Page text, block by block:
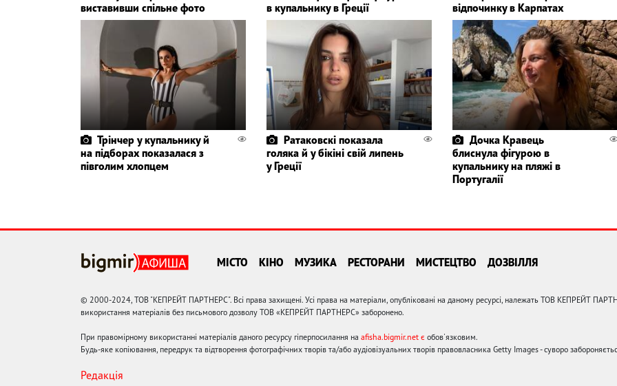
виставивши спільне фото
в купальнику в Греції
відпочинку в Карпатах
Трінчер у купальнику й
на підборах показалася з
півголим хлопцем
Ратаковскі показала
голяка й у бікіні свій липень
у Греції
Дочка Кравець
блиснула фігурою в
купальнику на пляжі в
Португалії
МІСТО КІНО МУЗИКА РЕСТОРАНИ МИСТЕЦТВО ДОЗВІЛЛЯ
© 2000-2024, ТОВ "КЕПРЕЙТ ПАРТНЕРС". Всі права захищені. Усі права на матеріали, опубліковані на даному ресурсі, належать ТОВ КЕПРЕЙТ
використання матеріалів без письмового дозволу ТОВ «КЕПРЕЙТ ПАРТНЕРС» заборонено.
При правомірному використанні матеріалів даного ресурсу гіперпосилання на afisha.bigmir.net є обов'язковим.
Будь-яке копіювання, передрук та відтворення фотографічних творів та/або аудіовізуальних творів правовласника Getty Images - суворо
Редакція